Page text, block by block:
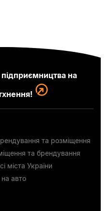
на
та розміщення
та брендування
міста України
авто